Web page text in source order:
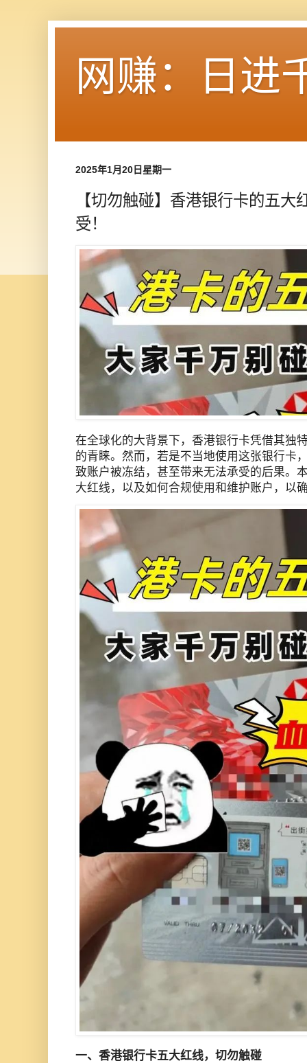
网赚：日进
2025年1月20日星期一
【切勿触碰】香港银行卡的五大
受！
在全球化的大背景下，香港银行卡凭借其独
的青睐。然而，若是不当地使用这张银行卡
致账户被冻结，甚至带来无法承受的后果。
大红线，以及如何合规使用和维护账户，以
一、香港银行卡五大红线，切勿触碰